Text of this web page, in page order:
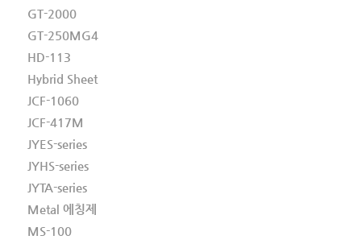
GT-2000
GT-250MG4
HD-113
Hybrid Sheet
JCF-1060
JCF-417M
JYES-series
JYHS-series
JYTA-series
Metal 에칭제
MS-100